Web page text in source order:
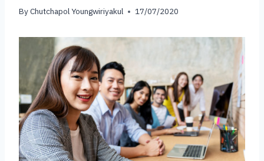
ByChutchapol Youngwiriyakul 17/07/2020